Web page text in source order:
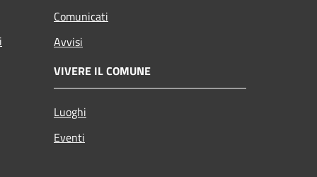
Comunicati
Avvisi
VIVERE IL COMUNE
Luoghi
Eventi